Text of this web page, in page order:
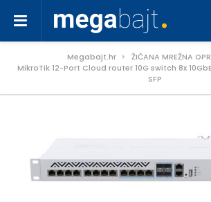
Megabajt.hr
ŽIČANA MREŽNA
MikroTik 12-Port Cloud router 10G switch 8x
SFP